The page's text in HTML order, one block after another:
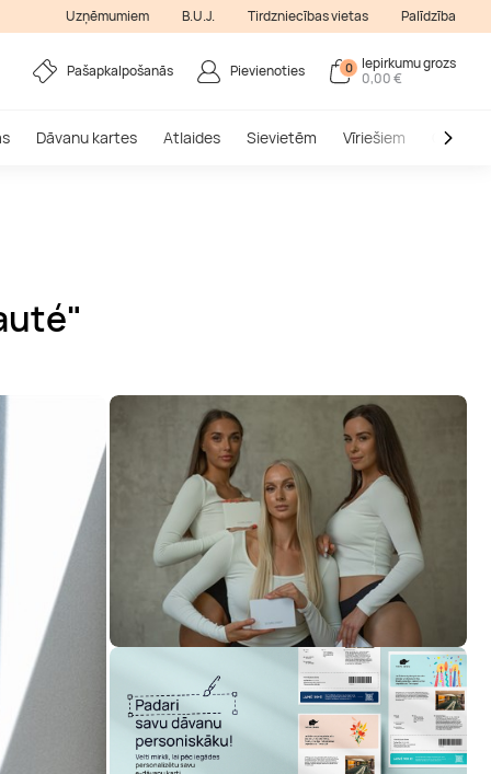
Uzņēmumiem B.U.J. Tirdzniecības vietas Palīdzība
Pašapkalpošanās Pievienoties 0
Iepirkumu grozs
0,00 €
Dāvanu kartes Atlaides Sievietēm Vīriešiem Outlet